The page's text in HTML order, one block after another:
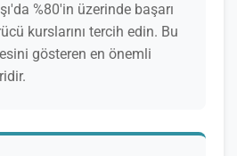
%80'in üzerinde başarı
kurslarını tercih edin. Bu
gösteren en önemli